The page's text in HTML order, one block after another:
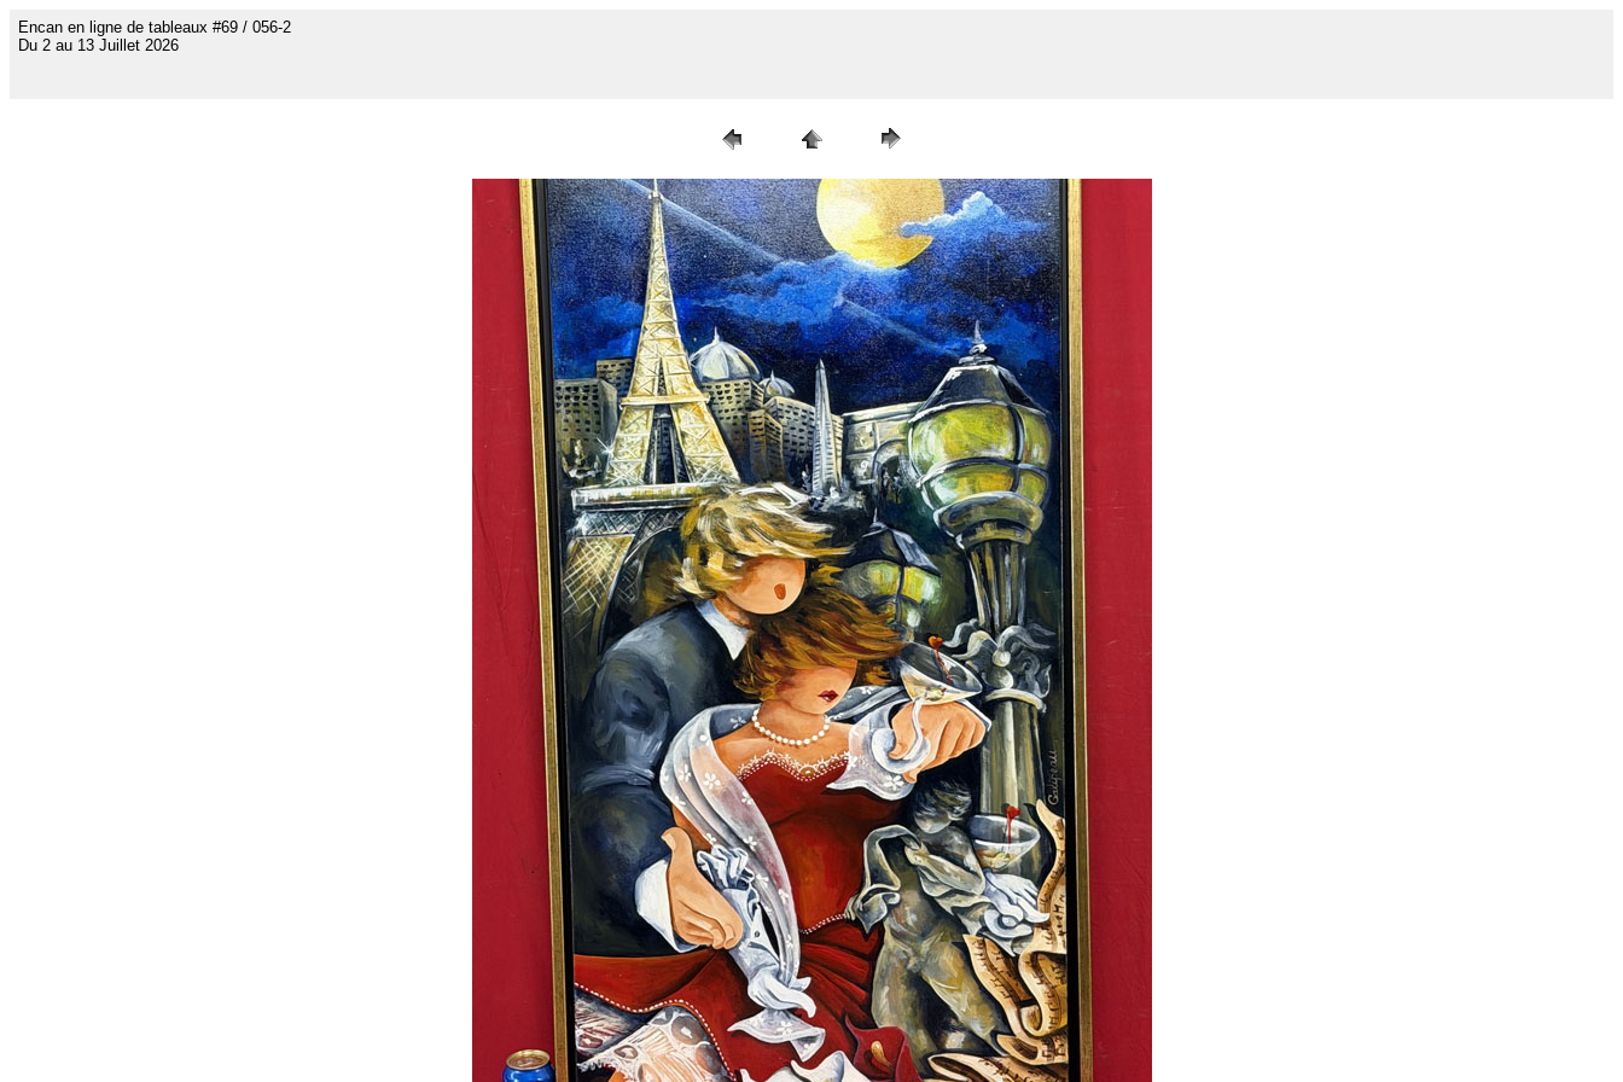
Encan en ligne de tableaux #69 / 056-2
Du 2 au 13 Juillet 2026